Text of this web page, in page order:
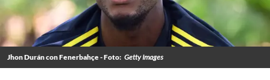
Jhon Durán con Fenerbahçe - Foto: Getty Images